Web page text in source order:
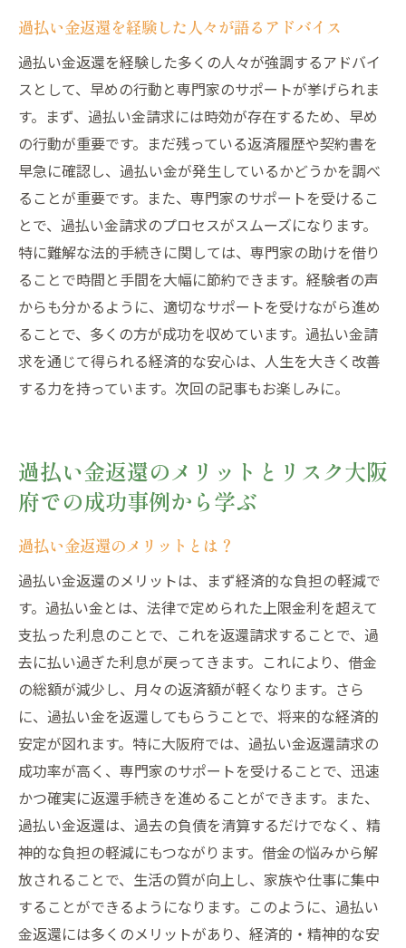
過払い金返還を経験した人々が語るアドバイス
過払い金返還を経験した多くの人々が強調するアドバイ
スとして、早めの行動と専門家のサポートが挙げられま
す。まず、過払い金請求には時効が存在するため、早め
の行動が重要です。まだ残っている返済履歴や契約書を
早急に確認し、過払い金が発生しているかどうかを調べ
ることが重要です。また、専門家のサポートを受けるこ
とで、過払い金請求のプロセスがスムーズになります。
特に難解な法的手続きに関しては、専門家の助けを借り
ることで時間と手間を大幅に節約できます。経験者の声
からも分かるように、適切なサポートを受けながら進め
ることで、多くの方が成功を収めています。過払い金請
求を通じて得られる経済的な安心は、人生を大きく改善
する力を持っています。次回の記事もお楽しみに。
過払い金返還のメリットとリスク大阪
府での成功事例から学ぶ
過払い金返還のメリットとは？
過払い金返還のメリットは、まず経済的な負担の軽減で
す。過払い金とは、法律で定められた上限金利を超えて
支払った利息のことで、これを返還請求することで、過
去に払い過ぎた利息が戻ってきます。これにより、借金
の総額が減少し、月々の返済額が軽くなります。さら
に、過払い金を返還してもらうことで、将来的な経済的
安定が図れます。特に大阪府では、過払い金返還請求の
成功率が高く、専門家のサポートを受けることで、迅速
かつ確実に返還手続きを進めることができます。また、
過払い金返還は、過去の負債を清算するだけでなく、精
神的な負担の軽減にもつながります。借金の悩みから解
放されることで、生活の質が向上し、家族や仕事に集中
することができるようになります。このように、過払い
金返還には多くのメリットがあり、経済的・精神的な安